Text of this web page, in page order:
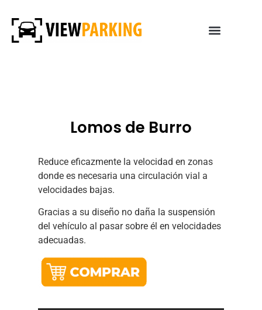
Lomos de Burro
Reduce eficazmente la velocidad en zonas
donde es necesaria una circulación vial a
velocidades bajas.
Gracias a su diseño no daña la suspensión
del vehículo al pasar sobre él en velocidades
adecuadas.